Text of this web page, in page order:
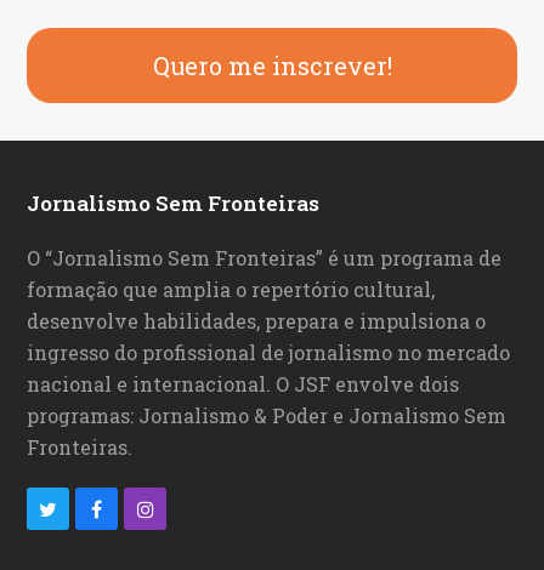
Quero me inscrever!
Jornalismo Sem Fronteiras
O “Jornalismo Sem Fronteiras” é um programa de
formação que amplia o repertório cultural,
desenvolve habilidades, prepara e impulsiona o
ingresso do profissional de jornalismo no mercado
nacional e internacional. O JSF envolve dois
programas: Jornalismo & Poder e Jornalismo Sem
Fronteiras.
I